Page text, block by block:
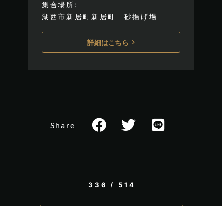
集合場所
湖西市新居町新居町 砂揚げ場
詳細はこちら
Share
336 / 514